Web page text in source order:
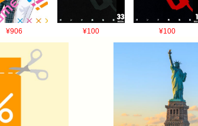
¥906 ¥100 ¥100